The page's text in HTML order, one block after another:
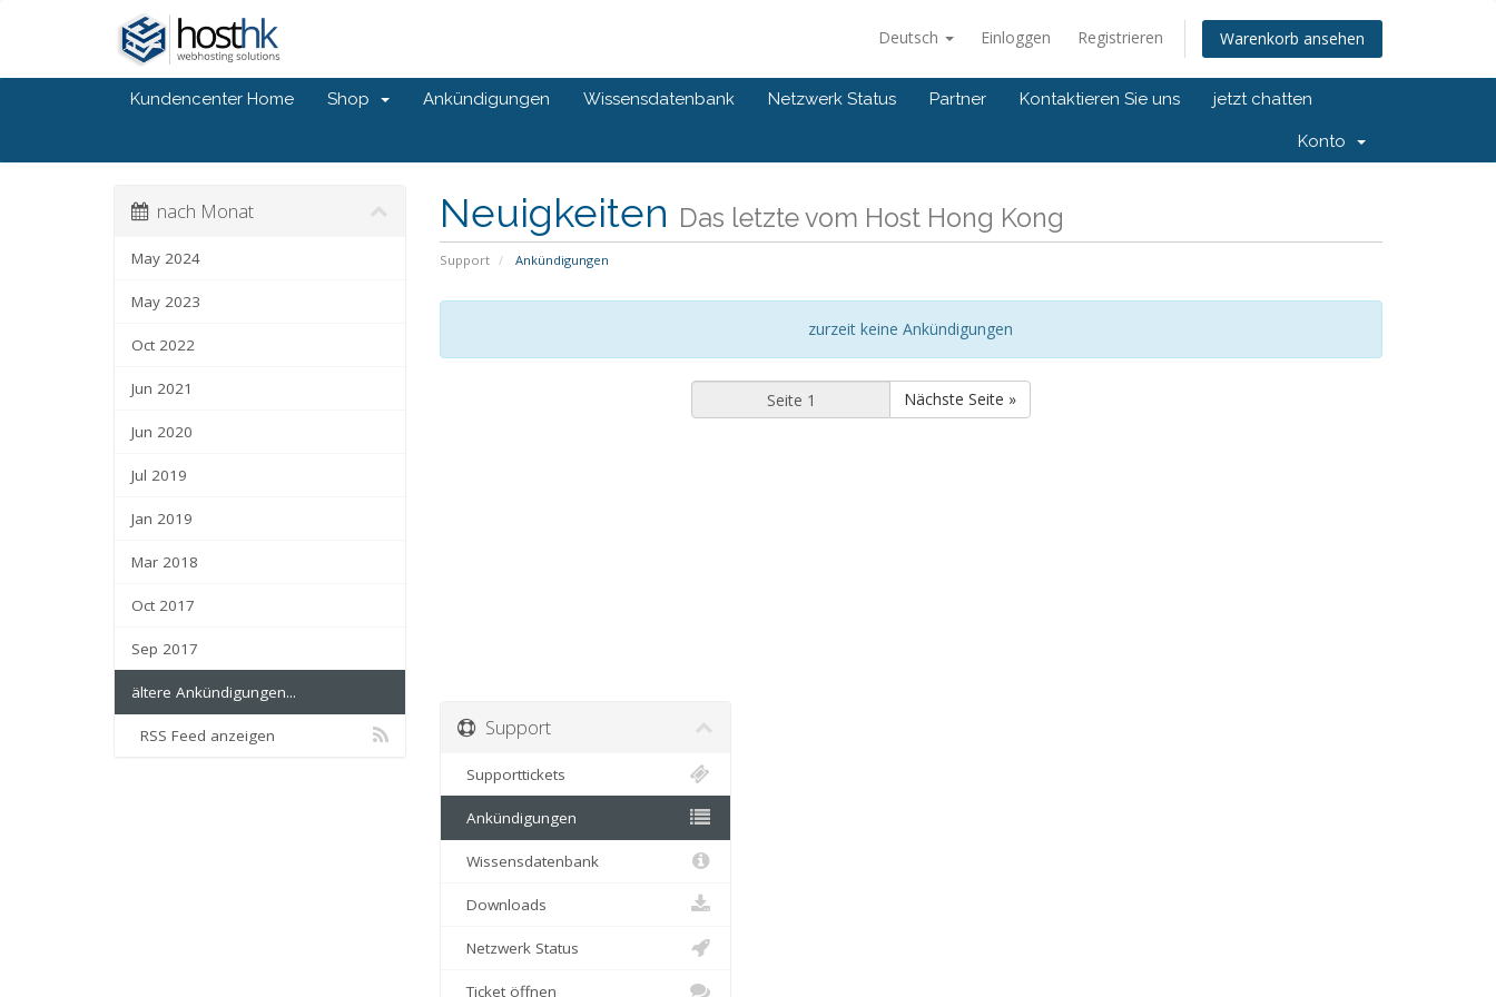
Deutsch Einloggen Registrieren Warenkorb ansehen
Kundencenter Home Shop Ankündigungen Wissensdatenbank Netzwerk Status Partner Kontaktieren Sie uns jetzt chatten
Konto
Neuigkeiten Das letzte vom Host Hong Kong
Support Ankündigungen
nach Monat
May 2024
May 2023
Oct 2022
Jun 2021
Jun 2020
Jul 2019
Jan 2019
Mar 2018
Oct 2017
Sep 2017
ältere Ankündigungen...
RSS Feed anzeigen
zurzeit keine Ankündigungen
Nächste Seite »
Support
Supporttickets
Ankündigungen
Wissensdatenbank
Downloads
Netzwerk Status
Ticket öffnen